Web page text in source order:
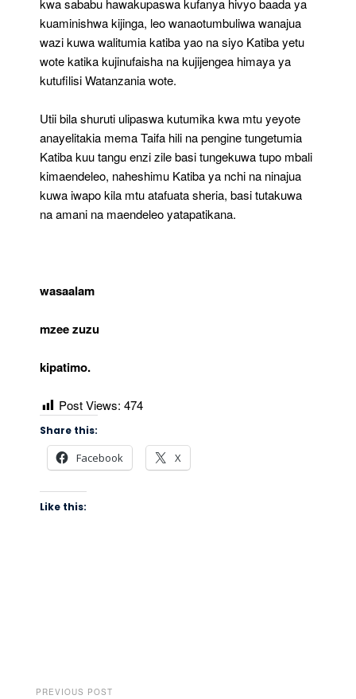
kwa sababu hawakupaswa kufanya hivyo baada ya
kuaminishwa kijinga, leo wanaotumbuliwa wanajua
wazi kuwa walitumia katiba yao na siyo Katiba yetu
wote katika kujinufaisha na kujijengea himaya ya
kutufilisi Watanzania wote.
Utii bila shuruti ulipaswa kutumika kwa mtu yeyote
anayelitakia mema Taifa hili na pengine tungetumia
Katiba kuu tangu enzi zile basi tungekuwa tupo mbali
kimaendeleo, naheshimu Katiba ya nchi na ninajua
kuwa iwapo kila mtu atafuata sheria, basi tutakuwa
na amani na maendeleo yatapatikana.
wasaalam
mzee zuzu
kipatimo.
Post Views: 474
Share this:
Facebook X
Like this:
PREVIOUS POST